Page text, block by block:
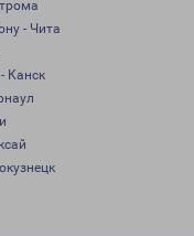
- Чита
Канск